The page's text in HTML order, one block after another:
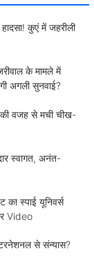
कुएं में जहरीली
के मामले में
अगली सुनवाई?
वजह से मची चीख-
स्वागत, अनंत-
स्पाई यूनिवर्स
Video
से संन्यास?